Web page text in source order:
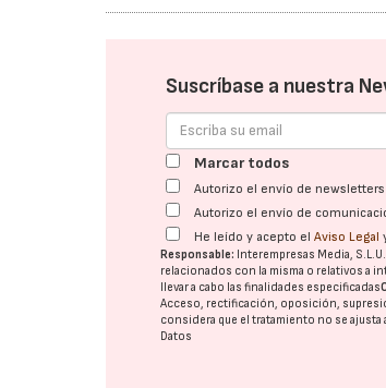
Suscríbase a nuestra
Marcar todos
Autorizo el envío de
Autorizo el envío de
He leído y acepto elAviso Legal
Responsable: Interempresas Media,
relacionados con la misma o relativos a
llevar a cabo las finalidades especificadas
Acceso, rectificación, oposición,
considera que el tratamiento no se
Datos